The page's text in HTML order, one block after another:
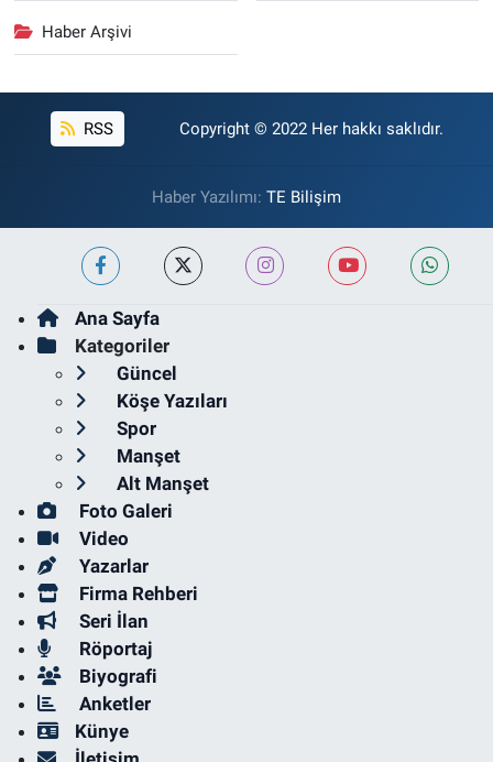
Haber Arşivi
RSS Copyright © 2022 Her hakkı saklıdır.
Haber Yazılımı: TE Bilişim
Ana Sayfa
Kategoriler
Güncel
Köşe Yazıları
Spor
Manşet
Alt Manşet
Foto Galeri
Video
Yazarlar
Firma Rehberi
Seri İlan
Röportaj
Biyografi
Anketler
Künye